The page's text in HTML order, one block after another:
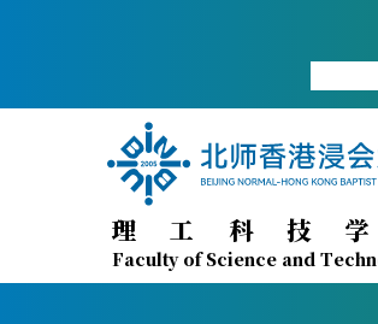
理工科技
Faculty of Science and